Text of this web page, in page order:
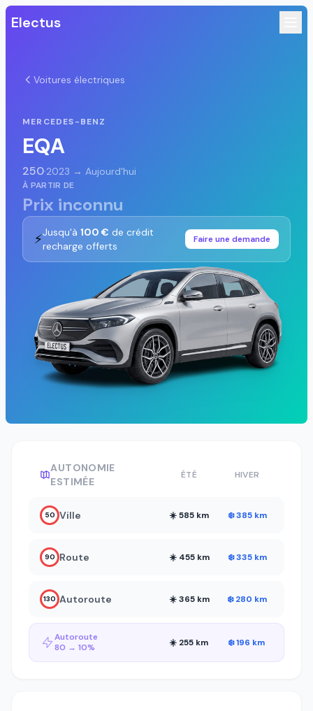
Electus
Voitures électriques
MERCEDES-BENZ
EQA
250·2023 → Aujourd'hui
À PARTIR DE
Prix inconnu
⚡Jusqu'à 100 € de crédit
recharge offerts
Faire une demande
AUTONOMIE
ESTIMÉE
ÉTÉ HIVER
50 Ville ☀️ 585 km ❄️ 385 km
90 Route ☀️ 455 km ❄️ 335 km
130 Autoroute ☀️ 365 km ❄️ 280 km
Autoroute
80 → 10%
☀️ 255 km ❄️ 196 km